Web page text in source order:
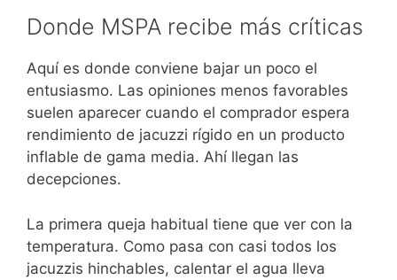
Donde MSPA recibe más críticas
Aquí es donde conviene bajar un poco el
entusiasmo. Las opiniones menos favorables
suelen aparecer cuando el comprador espera
rendimiento de jacuzzi rígido en un producto
inflable de gama media. Ahí llegan las
decepciones.
La primera queja habitual tiene que ver con la
temperatura. Como pasa con casi todos los
jacuzzis hinchables, calentar el agua lleva